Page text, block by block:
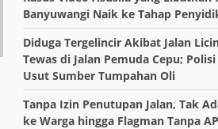
Banyuwangi Naik ke Tahap
Diduga Tergelincir Akibat Jalan
Tewas di Jalan Pemuda Cepu;
Usut Sumber Tumpahan Oli
Tanpa Izin Penutupan Jalan, Tak
ke Warga hingga Flagman Tanpa